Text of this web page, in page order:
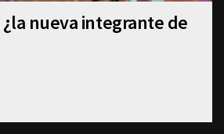
nueva integrante de